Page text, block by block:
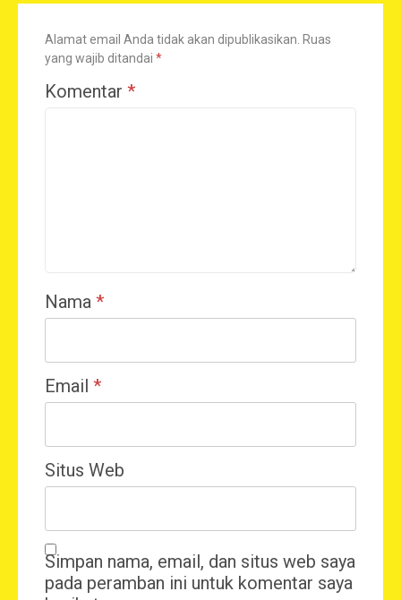
Alamat email Anda tidak akan dipublikasikan. Ruas
yang wajib ditandai *
Komentar *
Nama *
Email *
Situs Web
Simpan nama, email, dan situs web saya
pada peramban ini untuk komentar saya